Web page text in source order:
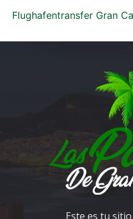
Flughafentransfer Gran
Este es tu